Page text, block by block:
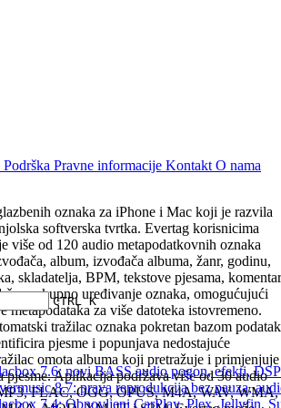
Podrška Pravne informacije Kontakt O nama
CTRL K
7.6: novi BASS audio pogon, efekti,
8.7: prava reprodukcija bez pauza,
7.4: Obnovljeni CarPlay, Plex, Jellyfin,
oznaka za iPhone i Mac koji je razvila
softverska tvrtka. Evertag korisnicima
više od 120 audio metapodatkovnih oznaka
album, izvođača albuma, žanr, godinu,
skladatelja, BPM, tekstove pjesama,
skupno uređivanje oznaka, omogućujući
metapodataka za više datoteka istovremeno.
tražilac oznaka pokretan bazom
pjesme i popunjava nedostajuće
omota albuma koji pretražuje i primjenjuje
pjesme. Aplikacija podržava više od 30 audio
FLAC, OGG, OPUS, M4A, WAV, WMA,